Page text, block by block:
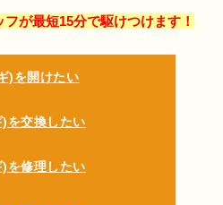
が最短15分で駆けつけます！
)を開けたい
を交換したい
を修理したい